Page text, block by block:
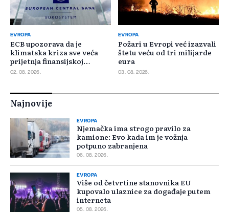
EVROPA
ECB upozorava da je
klimatska kriza sve veća
prijetnja finansijskoj
stabilnosti
02. 08. 2026.
EVROPA
Požari u Evropi već izazvali
štetu veću od tri milijarde
eura
03. 08. 2026.
Najnovije
EVROPA
Njemačka ima strogo pravilo za
kamione: Evo kada im je vožnja
potpuno zabranjena
06. 08. 2026.
EVROPA
Više od četvrtine stanovnika EU
kupovalo ulaznice za događaje putem
interneta
05. 08. 2026.